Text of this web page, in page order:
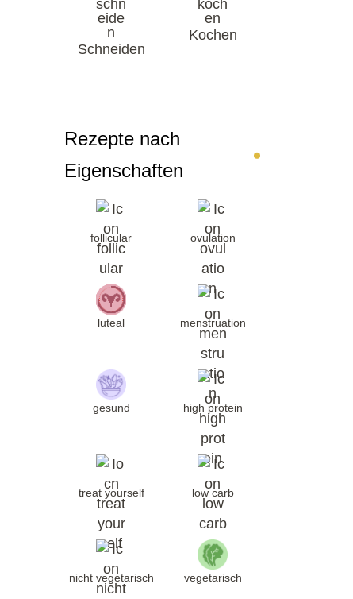
Schneiden
Kochen
Rezepte nach
Eigenschaften
follicular ovulation
luteal menstruation
gesund high protein
treat yourself low carb
nicht vegetarisch vegetarisch